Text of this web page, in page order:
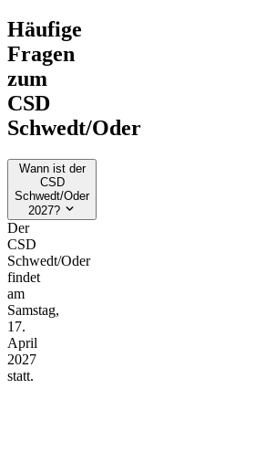
Häufige
Fragen
zum
CSD
Schwedt/Oder
Wann ist der
CSD
Schwedt/Oder
2027?
Der
CSD
Schwedt/Oder
findet
am
Samstag,
17.
April
2027
statt.